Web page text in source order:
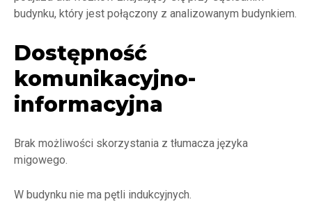
budynku, który jest połączony z analizowanym budynkiem.
Dostępność
komunikacyjno-
informacyjna
Brak możliwości skorzystania z tłumacza języka
migowego.
W budynku nie ma pętli indukcyjnych.